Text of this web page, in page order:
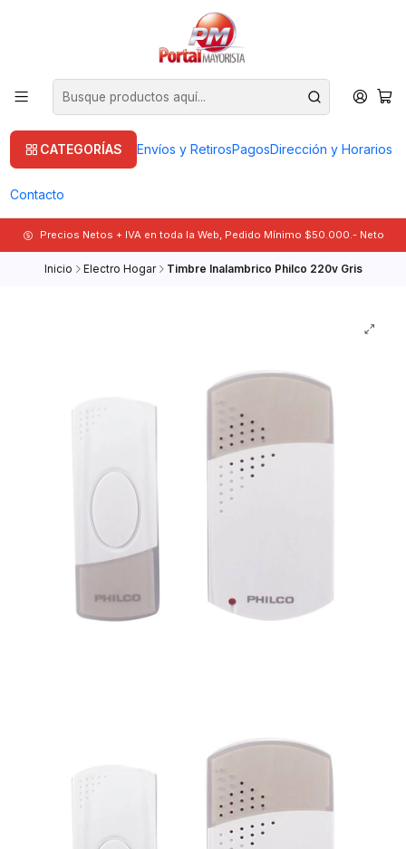
CATEGORÍAS Envíos y RetirosPagosDirección y Horarios
Contacto
Precios Netos + IVA en toda la Web, Pedido Mínimo $50.000.- Neto
Inicio Electro Hogar Timbre Inalambrico Philco 220v Gris